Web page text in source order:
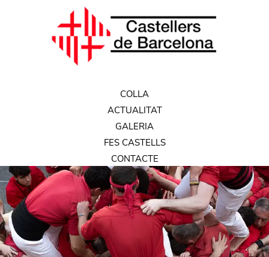
COLLA
ACTUALITAT
GALERIA
FES CASTELLS
CONTACTE